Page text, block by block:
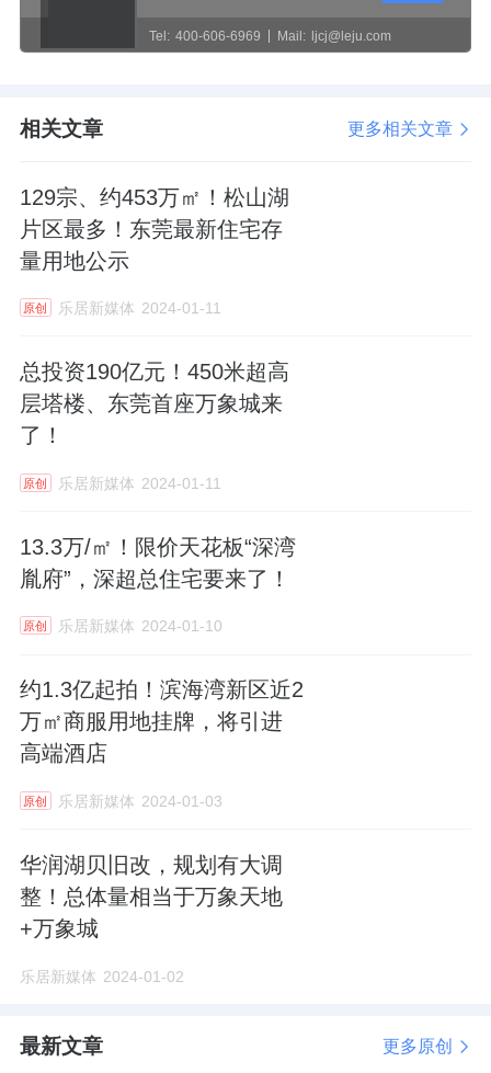
Tel: 400-606-6969 Mail: ljcj@leju.com
相关文章 更多相关文章
129宗、约453万㎡！松山湖
片区最多！东莞最新住宅存
量用地公示
原创 乐居新媒体 2024-01-11
总投资190亿元！450米超高
层塔楼、东莞首座万象城来
了！
原创 乐居新媒体 2024-01-11
13.3万/㎡！限价天花板“深湾
胤府”，深超总住宅要来了！
原创 乐居新媒体 2024-01-10
约1.3亿起拍！滨海湾新区近2
万㎡商服用地挂牌，将引进
高端酒店
原创 乐居新媒体 2024-01-03
华润湖贝旧改，规划有大调
整！总体量相当于万象天地
+万象城
乐居新媒体 2024-01-02
最新文章 更多原创